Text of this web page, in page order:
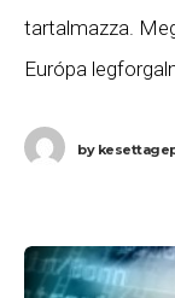
tartalmazza.
Európa
Európaby